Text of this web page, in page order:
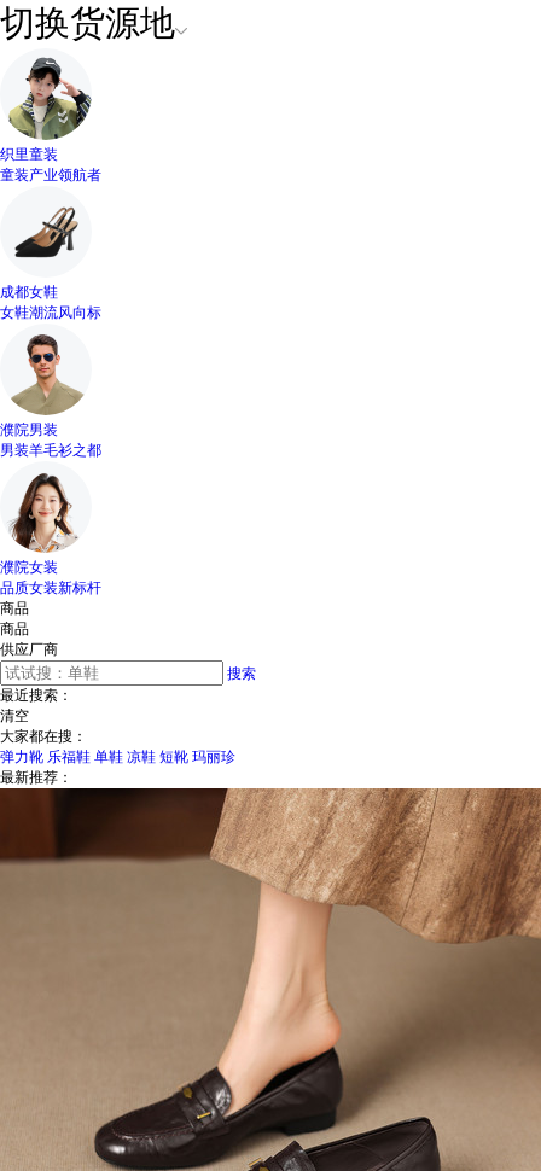
切换货源地
织里童装
童装产业领航者
成都女鞋
女鞋潮流风向标
濮院男装
男装羊毛衫之都
濮院女装
品质女装新标杆
商品
商品
供应厂商
搜索
最近搜索：
清空
大家都在搜：
弹力靴 乐福鞋 单鞋 凉鞋 短靴 玛丽珍
最新推荐：